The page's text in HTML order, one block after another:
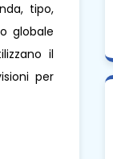
tipo,
globale
il
per